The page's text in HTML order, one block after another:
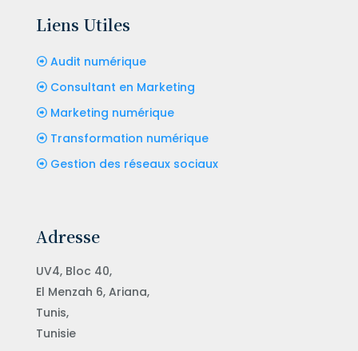
Liens Utiles
Audit numérique
Consultant en Marketing
Marketing numérique
Transformation numérique
Gestion des réseaux sociaux
Adresse
UV4, Bloc 40,
El Menzah 6, Ariana,
Tunis,
Tunisie